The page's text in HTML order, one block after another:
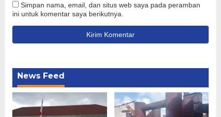
Simpan nama, email, dan situs web saya pada peramban
ini untuk komentar saya berikutnya.
News Feed